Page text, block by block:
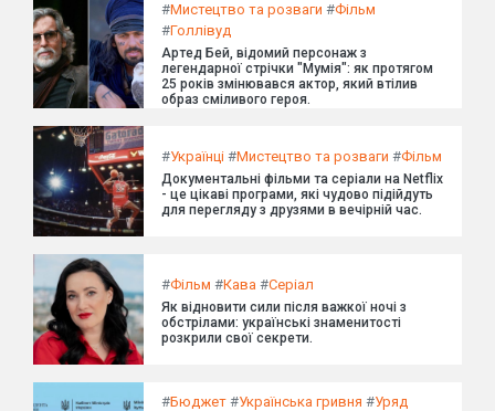
#Мистецтво та розваги #Фільм
#Голлівуд
Артед Бей, відомий персонаж з
легендарної стрічки "Мумія": як протягом
25 років змінювався актор, який втілив
образ сміливого героя.
#Українці #Мистецтво та розваги #Фільм
Документальні фільми та серіали на Netflix
- це цікаві програми, які чудово підійдуть
для перегляду з друзями в вечірній час.
#Фільм #Кава #Серіал
Як відновити сили після важкої ночі з
обстрілами: українські знаменитості
розкрили свої секрети.
#Бюджет #Українська гривня #Уряд